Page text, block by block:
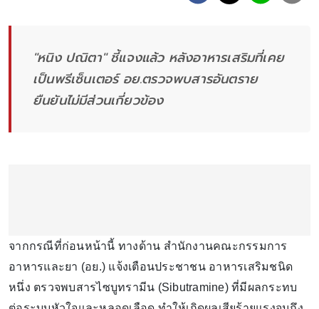
"หนิง ปณิตา" ชี้แจงแล้ว หลังอาหารเสริมที่เคย
เป็นพรีเซ็นเตอร์ อย.ตรวจพบสารอันตราย
ยืนยันไม่มีส่วนเกี่ยวข้อง
จากกรณีที่ก่อนหน้านี้ ทางด้าน สำนักงานคณะกรรมการ
อาหารและยา (อย.) แจ้งเตือนประชาชน อาหารเสริมชนิด
หนึ่ง ตรวจพบสารไซบูทรามีน (Sibutramine) ที่มีผลกระทบ